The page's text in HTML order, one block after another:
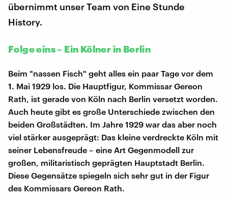
übernimmt unser Team von Eine Stunde
History.
Folge eins – Ein Kölner in Berlin
Beim "nassen Fisch" geht alles ein paar Tage vor dem
1. Mai 1929 los. Die Hauptfigur, Kommissar Gereon
Rath, ist gerade von Köln nach Berlin versetzt worden.
Auch heute gibt es große Unterschiede zwischen den
beiden Großstädten. Im Jahre 1929 war das aber noch
viel stärker ausgeprägt: Das kleine verdreckte Köln mit
seiner Lebensfreude – eine Art Gegenmodell zur
großen, militaristisch geprägten Hauptstadt Berlin.
Diese Gegensätze spiegeln sich sehr gut in der Figur
des Kommissars Gereon Rath.